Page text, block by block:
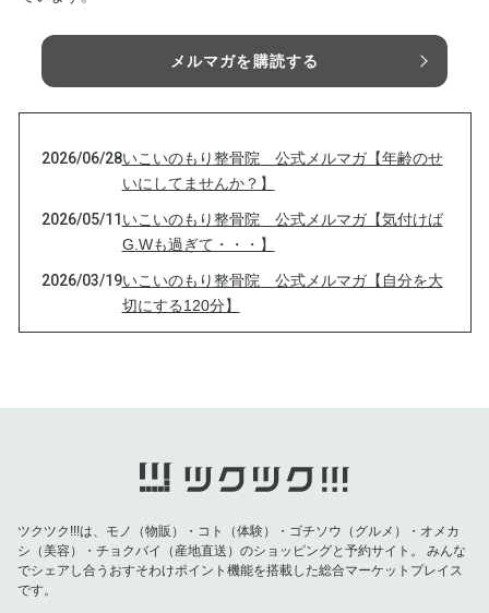
メルマガを購読する
2026/06/28いこいのもり整骨院 公式メルマガ【年齢のせ
いにしてませんか？】
2026/05/11 いこいのもり整骨院 公式メルマガ【気付けば
G.Wも過ぎて・・・】
2026/03/19いこいのもり整骨院 公式メルマガ【自分を大
切にする120分】
いこいのもり整骨院 公式メルマガ【2025年も
ありがとうございました】
2025/12/05 いこいのもり整骨院 公式メルマガ【2025年を
元気に締めくくり、2026年良いスタートをきる
ために】
ツクツク!!!は、モノ（物販）・コト（体験）・ゴチソウ（グルメ）・オメカ
シ（美容）・チョクバイ（産地直送）のショッピングと予約サイト。
みんな
でシェアし合うおすそわけポイント機能を搭載した総合マーケットプレイス
です。